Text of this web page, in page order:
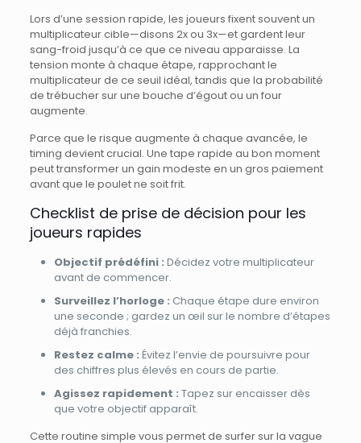
Lors d’une session rapide, les joueurs fixent souvent un
multiplicateur cible—disons 2x ou 3x—et gardent leur
sang-froid jusqu’à ce que ce niveau apparaisse. La
tension monte à chaque étape, rapprochant le
multiplicateur de ce seuil idéal, tandis que la probabilité
de trébucher sur une bouche d’égout ou un four
augmente.
Parce que le risque augmente à chaque avancée, le
timing devient crucial. Une tape rapide au bon moment
peut transformer un gain modeste en un gros paiement
avant que le poulet ne soit frit.
Checklist de prise de décision pour les
joueurs rapides
Objectif prédéfini : Décidez votre multiplicateur
avant de commencer.
Surveillez l’horloge : Chaque étape dure environ
une seconde ; gardez un œil sur le nombre d’étapes
déjà franchies.
Restez calme : Évitez l’envie de poursuivre pour
des chiffres plus élevés en cours de partie.
Agissez rapidement : Tapez sur encaisser dès
que votre objectif apparaît.
Cette routine simple vous permet de surfer sur la vague